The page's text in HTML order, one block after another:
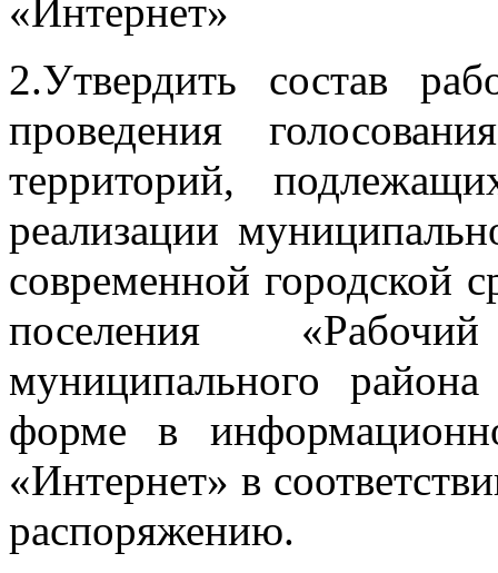
«Интернет»
2.Утвердить состав
проведения
территорий,
реализации
современной городской
поселения
муниципального
форме в
«Интернет» в
распоряжению.